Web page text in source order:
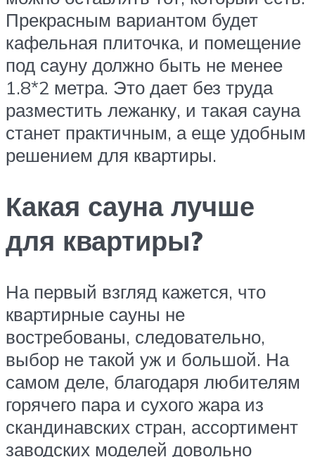
Прекрасным вариантом будет
кафельная плиточка, и помещение
под сауну должно быть не менее
1.8*2 метра. Это дает без труда
разместить лежанку, и такая сауна
станет практичным, а еще удобным
решением для квартиры.
Какая сауна лучше
для квартиры?
На первый взгляд кажется, что
квартирные сауны не
востребованы, следовательно,
выбор не такой уж и большой. На
самом деле, благодаря любителям
горячего пара и сухого жара из
скандинавских стран, ассортимент
заводских моделей довольно